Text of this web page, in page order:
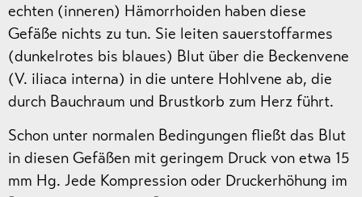
echten (inneren) Hämorrhoiden haben diese
Gefäße nichts zu tun. Sie leiten sauerstoffarmes
(dunkelrotes bis blaues) Blut über die Beckenvene
(V. iliaca interna) in die untere Hohlvene ab, die
durch Bauchraum und Brustkorb zum Herz führt.
Schon unter normalen Bedingungen fließt das Blut
in diesen Gefäßen mit geringem Druck von etwa 15
mm Hg. Jede Kompression oder Druckerhöhung im